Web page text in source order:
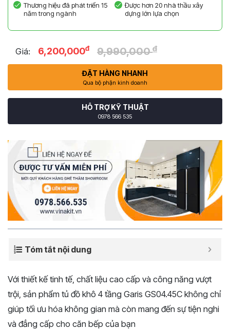
Thương hiệu đã phát triển 15
năm trong ngành
Được hơn 20 nhà thầu xây
dựng lớn lựa chọn
Giá: 6,200,000đ 9,990,000đ
ĐẶT HÀNG NHANH
Qua bộ phận kinh doanh
HỖ TRỢ KỸ THUẬT
0978 566 535
Tóm tắt nội dung
Với thiết kế tinh tế, chất liệu cao cấp và công năng vượt
trội, sản phẩm tủ đồ khô 4 tầng Garis GS04.45C không chỉ
giúp tối ưu hóa không gian mà còn mang đến sự tiện nghi
và đẳng cấp cho căn bếp của bạn